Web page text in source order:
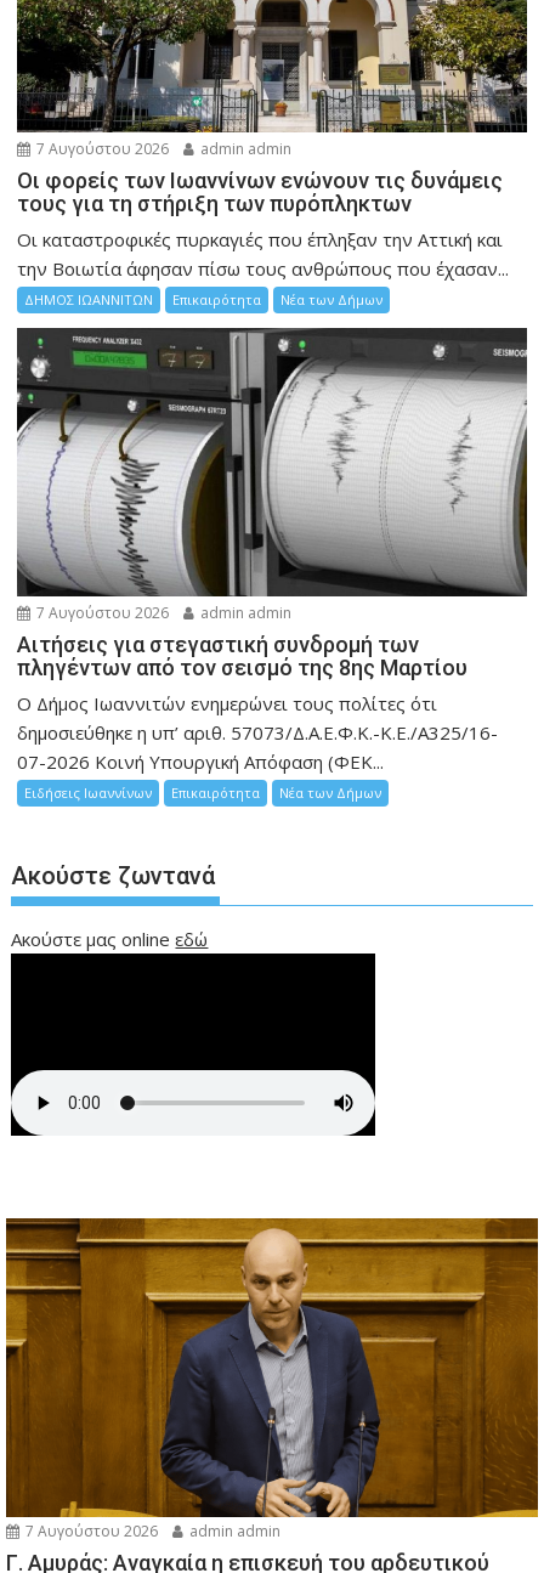
7 Αυγούστου 2026 admin admin
Οι φορείς των Ιωαννίνων ενώνουν τις δυνάμεις
τους για τη στήριξη των πυρόπληκτων
Οι καταστροφικές πυρκαγιές που έπληξαν την Αττική και
την Bοιωτία άφησαν πίσω τους ανθρώπους που έχασαν...
ΔΗΜΟΣ ΙΩΑΝΝΙΤΩΝ Επικαιρότητα Νέα των Δήμων
7 Αυγούστου 2026 admin admin
Αιτήσεις για στεγαστική συνδρομή των
πληγέντων από τον σεισμό της 8ης Μαρτίου
Ο Δήμος Ιωαννιτών ενημερώνει τους πολίτες ότι
δημοσιεύθηκε η υπ’ αριθ. 57073/Δ.Α.Ε.Φ.Κ.-Κ.Ε./Α325/16-
07-2026 Κοινή Υπουργική Απόφαση (ΦΕΚ...
Ειδήσεις Ιωαννίνων Επικαιρότητα Νέα των Δήμων
Ακούστε ζωντανά
Ακούστε μας onlineεδώ
7 Αυγούστου 2026 admin admin
Γ. Αμυράς: Αναγκαία η επισκευή του αρδευτικού